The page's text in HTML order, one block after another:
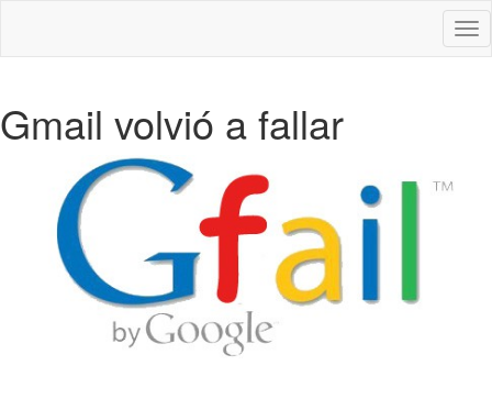
Gmail volvió a fallar